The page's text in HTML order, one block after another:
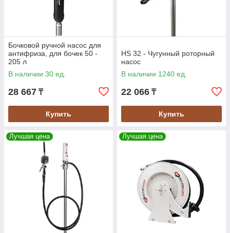
Бочковой ручной насос для
антифриза, для бочек 50 -
205 л
В наличии 30 ед.
28 667 ₸
Купить
HS 32 - Чугунный роторный
насос
В наличии 1240 ед.
22 066 ₸
Купить
Лучшая цена Лучшая цена